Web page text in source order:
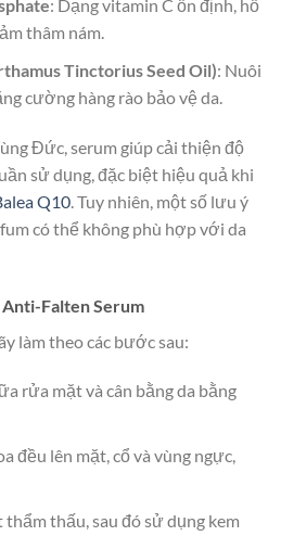
: Dạng vitamin C ổn định, hỗ
thâm nám.
Tinctorius Seed Oil): Nuôi
cường hàng rào bảo vệ da.
Đức, serum giúp cải thiện độ
sử dụng, đặc biệt hiệu quả khi
Q10. Tuy nhiên, một số lưu ý
có thể không phù hợp với da
Anti-Falten Serum
làm theo các bước sau:
rửa mặt và cân bằng da bằng
đều lên mặt, cổ và vùng ngực,
thấu, sau đó sử dụng kem